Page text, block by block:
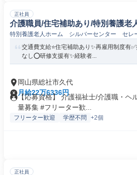
正社員
介護職員/住宅補助あり/特別養護老
特別養護老人ホーム シルバーセンター セレ
交通費支給⭐️住宅補助あり✨再雇用制度有
なし⭕️研修支援有✨経験者...
岡山県総社市久代
月給22万6336円
【応募資格】 介護福祉士/介護職・ヘ
量募集 #フリーター歓...
フリーター歓迎 学歴不問 +2個
正社員